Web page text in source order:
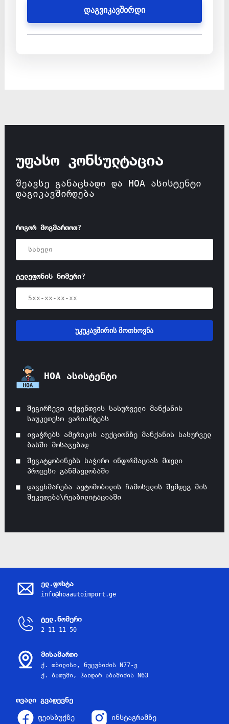
დაგვიკავშირდი
უფასო კონსულტაცია
შეავსე განაცხადი და HOA ასისტენტი
დაგიკავშირდება
როგორ მოგმართოთ?
ტელეფონის ნომერი?
უკუკავშირის მოთხოვნა
HOA ასისტენტი
შეგირჩევთ თქვენთვის სასურველი მანქანის
საუკეთესო ვარიანტებს
ივაჭრებს ამერიკის აუქციონზე მანქანის სასურველ
ბასში მოსაგებად
შეგატყობინებს საჭირო ინფორმაციას მთელი
პროცესი განმავლობაში
დაგეხმარება ავტომობილის ჩამოსვლის შემდეგ მის
შეკეთება\რეაბილიტაციაში
ელ.ფოსტა
info@hoaautoimport.ge
ტელ.ნომერი
2 11 11 50
მისამართი
ქ. თბილისი, ნუცუბიძის N77-ვ
ქ. ბათუმი, ჰაიდარ აბაშიძის N63
თვალი გვადევნე
ფეისბუქზე ინსტაგრამზე